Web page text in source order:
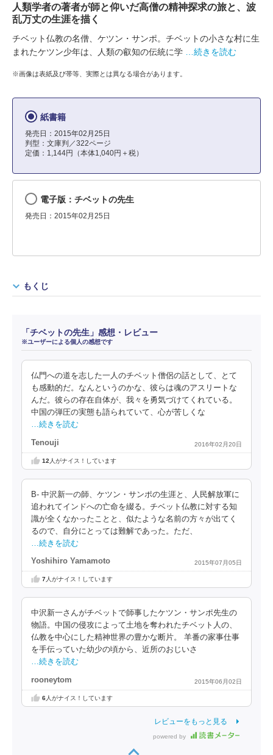
人類学者の著者が師と仰いだ高僧の精神探求の旅と、波
乱万丈の生涯を描く
チベット仏教の名僧、ケツン・サンポ。チベットの小さな村に生
まれたケツン少年は、人類の叡知の伝統に学
…続きを読む
※画像は表紙及び帯等、実際とは異なる場合があります。
紙書籍
発売日：2015年02月25日
判型：文庫判／322ページ
定価：1,144円（本体1,040円＋税）
電子版：チベットの先生
発売日：2015年02月25日
もくじ
「チベットの先生」感想・レビュー
※ユーザーによる個人の感想です
仏門への道を志した一人のチベット僧侶の話として、とて
も感動的だ。なんというのかな、彼らは魂のアスリートな
んだ。彼らの存在自体が、我々を勇気づけてくれている。
中国の弾圧の実態も語られていて、心が苦しくな
…続きを読む
Tenouji 2016年02月20日
12 人がナイス！しています
B- 中沢新一の師、ケツン・サンポの生涯と、人民解放軍に
追われてインドへの亡命を綴る。チベット仏教に対する知
識が全くなかったことと、似たような名前の方々が出てく
るので、自分にとっては難解であった。ただ、
…続きを読む
Yoshihiro Yamamoto 2015年07月05日
7人がナイス！しています
中沢新一さんがチベットで師事したケツン・サンポ先生の
物語。中国の侵攻によって土地を奪われたチベット人の、
仏教を中心にした精神世界の豊かな断片。 羊番の家事仕事
を手伝っていた幼少の頃から、近所のおじいさ
…続きを読む
rooneytom 2015年06月02日
6人がナイス！しています
レビューをもっと見る
powered by